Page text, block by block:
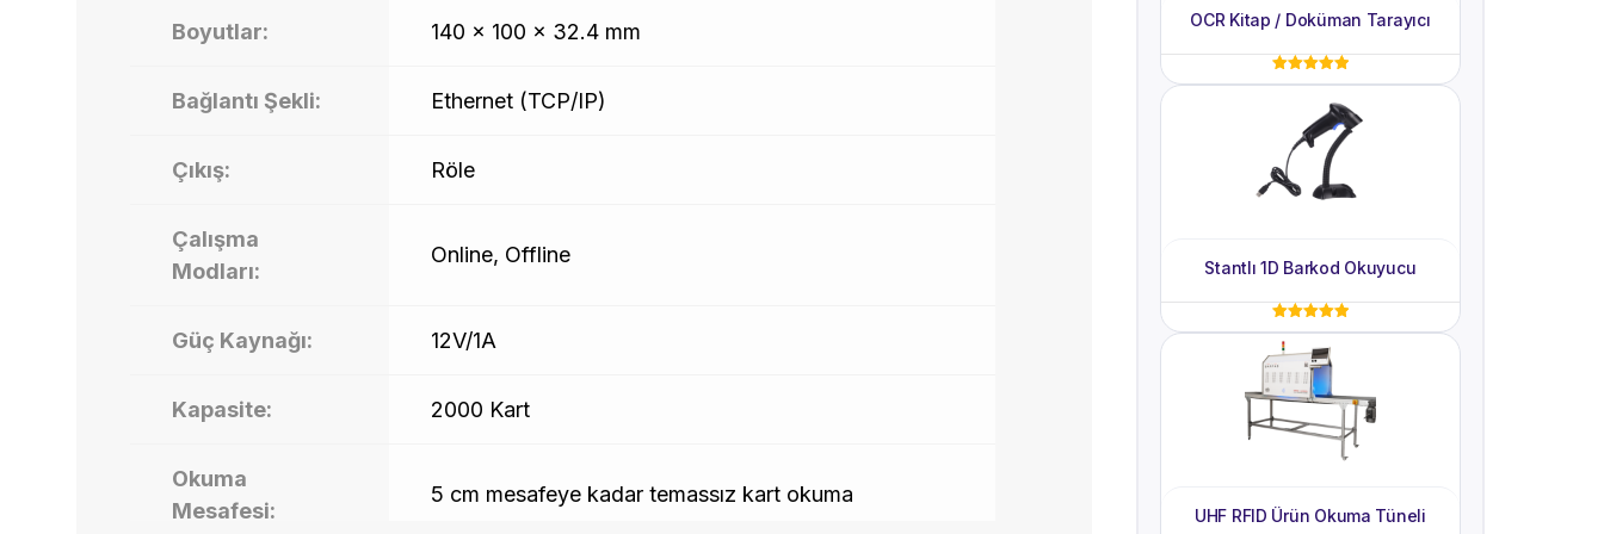
Boyutlar: 140 x 100 x 32.4 mm
Bağlantı Şekli: Ethernet (TCP/IP)
Çıkış: Röle
Çalışma
Modları:
Online, Offline
Güç Kaynağı: 12V/1A
Kapasite: 2000 Kart
Okuma
Mesafesi:
5 cm mesafeye kadar temassız kart okuma
OCR Kitap / Doküman Tarayıcı
5 üzerinden
oy aldı
Stantlı 1D Barkod Okuyucu
5 üzerinden
5.00
oy aldı
UHF RFID Ürün Okuma Tüneli